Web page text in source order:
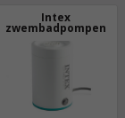
Intex
zwembadpompen